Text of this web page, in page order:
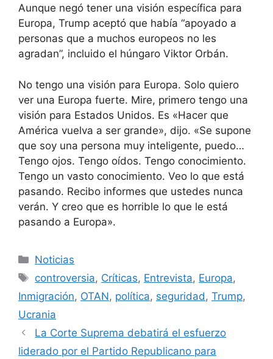
Aunque negó tener una visión específica para
Europa, Trump aceptó que había “apoyado a
personas que a muchos europeos no les
agradan”, incluido el húngaro Viktor Orbán.
No tengo una visión para Europa. Solo quiero
ver una Europa fuerte. Mire, primero tengo una
visión para Estados Unidos. Es «Hacer que
América vuelva a ser grande», dijo. «Se supone
que soy una persona muy inteligente, puedo…
Tengo ojos. Tengo oídos. Tengo conocimiento.
Tengo un vasto conocimiento. Veo lo que está
pasando. Recibo informes que ustedes nunca
verán. Y creo que es horrible lo que le está
pasando a Europa».
Categorías
Noticias
Etiquetas
controversia, Críticas, Entrevista, Europa,
Inmigración, OTAN, política, seguridad , Trump,
Ucrania
La Corte Suprema debatirá el esfuerzo
liderado por el Partido Republicano para